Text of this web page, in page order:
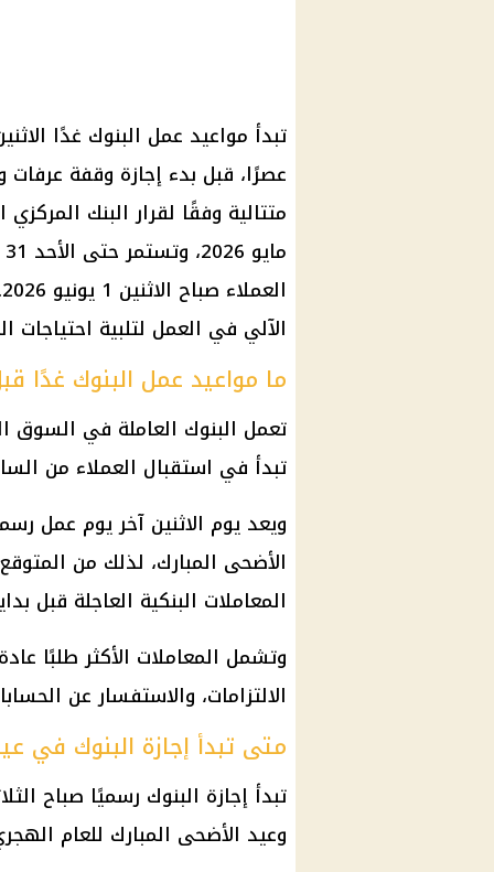
تبدأ مواعيد عمل البنوك غدًا
عصرًا، قبل بدء إجازة وقفة عرفات
متتالية وفقًا لقرار البنك
مايو 2026
، وتستمر حتى الأحد 31
العملاء صباح الاثنين 1 يونيو 2026. وخلال فترة
الآلي في العمل لتلبية احتياجات
ما مواعيد عمل البنوك غدًا
تعمل البنوك العاملة في السوق
تبدأ في استقبال العملاء من الساعة 8:30 صباحًا وحتى الساعة
ويعد يوم الاثنين آخر يوم عمل
الأضحى المبارك، لذلك من
المعاملات البنكية العاجلة قبل
وتشمل المعاملات الأكثر طلبًا
الالتزامات، والاستفسار عن
متى تبدأ إجازة البنوك في
تبدأ إجازة البنوك
وعيد الأضحى المبارك للعام الهجري